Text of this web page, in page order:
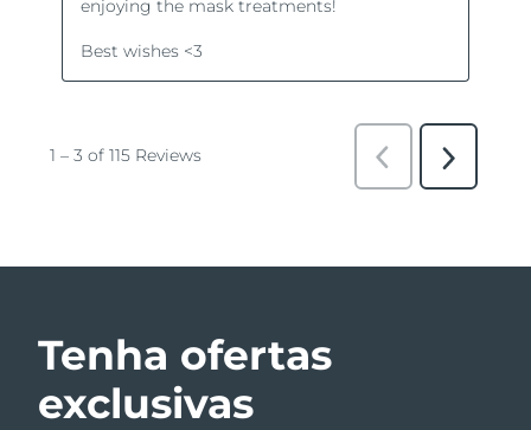
Tenha ofertas
exclusivas